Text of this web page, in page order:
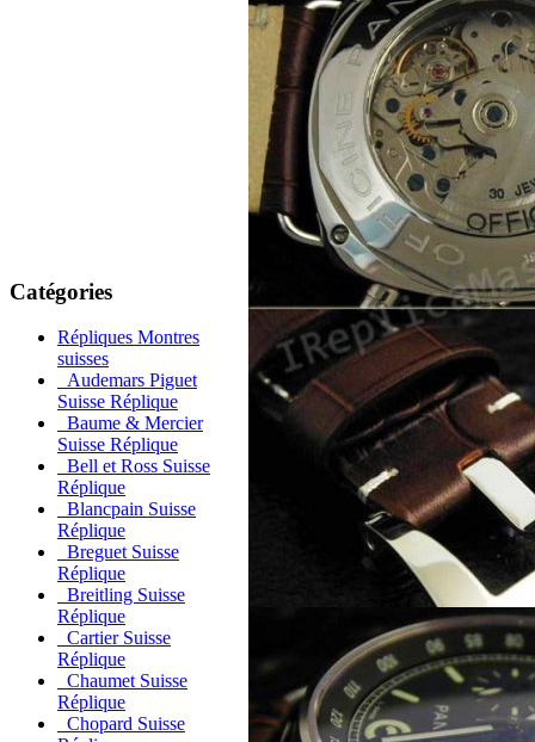
Catégories
Répliques Montres
suisses
Audemars Piguet
Suisse Réplique
Baume & Mercier
Suisse Réplique
Bell et Ross Suisse
Réplique
Blancpain Suisse
Réplique
Breguet Suisse
Réplique
Breitling Suisse
Réplique
Cartier Suisse
Réplique
Chaumet Suisse
Réplique
Chopard Suisse